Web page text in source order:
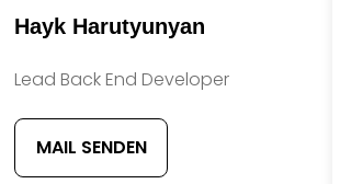
Member
FullHayk Harutyunyan
Team
Lead Back End Developer
Team
Member
Contact
Info
MAIL SENDEN